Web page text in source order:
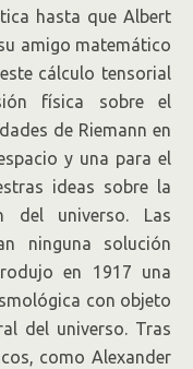
hasta que Albert
amigo matemático
cálculo tensorial
física sobre el
de Riemann en
y una para el
ideas sobre la
del universo. Las
ninguna solución
en 1917 una
con objeto
del universo. Tras
como Alexander